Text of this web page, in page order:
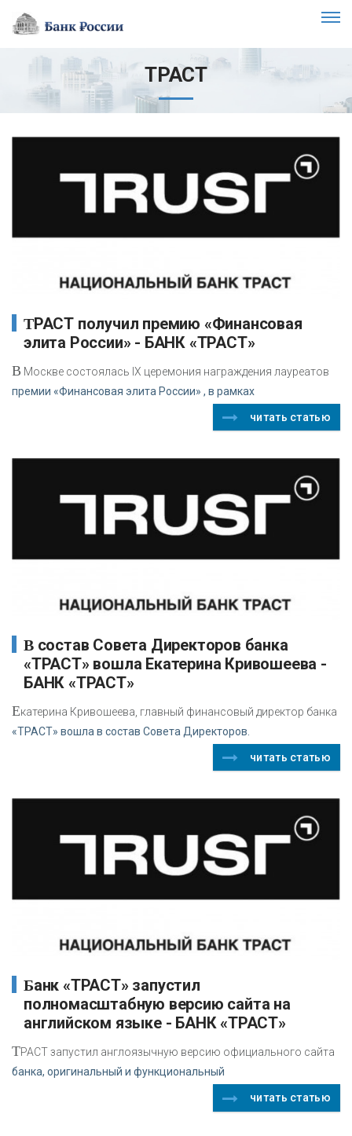
ТРАСТ
ТРАСТ получил премию «Финансовая
элита России» - БАНК «ТРАСТ»
В Москве состоялась IX церемония награждения лауреатов
премии «Финансовая элита России» , в рамках
читать статью
В состав Совета Директоров банка
«ТРАСТ» вошла Екатерина Кривошеева -
БАНК «ТРАСТ»
Екатерина Кривошеева, главный финансовый директор банка
«ТРАСТ» вошла в состав Совета Директоров.
читать статью
Банк «ТРАСТ» запустил
полномасштабную версию сайта на
английском языке - БАНК «ТРАСТ»
ТРАСТ запустил англоязычную версию официального сайта
банка, оригинальный и функциональный
читать статью